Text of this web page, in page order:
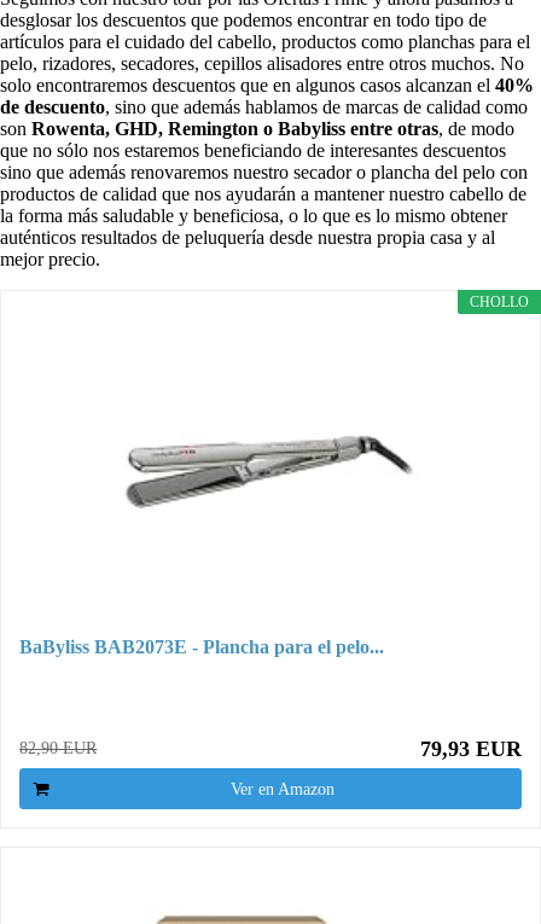
desglosar los descuentos que podemos encontrar en todo tipo de
artículos para el cuidado del cabello, productos como planchas para el
pelo, rizadores, secadores, cepillos alisadores entre otros muchos. No
solo encontraremos descuentos que en algunos casos alcanzan el 40%
de descuento, sino que además hablamos de marcas de calidad como
son Rowenta, GHD, Remington o Babyliss entre otras, de modo
que no sólo nos estaremos beneficiando de interesantes descuentos
sino que además renovaremos nuestro secador o plancha del pelo con
productos de calidad que nos ayudarán a mantener nuestro cabello de
la forma más saludable y beneficiosa, o lo que es lo mismo obtener
auténticos resultados de peluquería desde nuestra propia casa y al
mejor precio.
CHOLLO
BaByliss BAB2073E - Plancha para el pelo...
82,90 EUR 79,93 EUR
Ver en Amazon